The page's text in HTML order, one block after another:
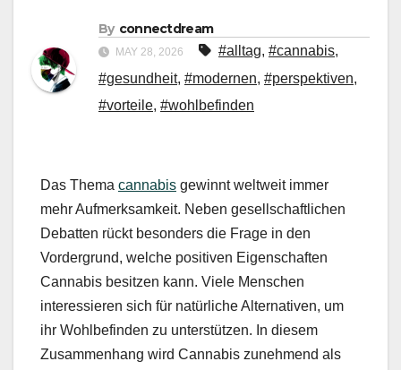
By connectdream
MAY 28, 2026 #alltag, #cannabis,
#gesundheit, #modernen, #perspektiven,
#vorteile, #wohlbefinden
Das Thema cannabis gewinnt weltweit immer
mehr Aufmerksamkeit. Neben gesellschaftlichen
Debatten rückt besonders die Frage in den
Vordergrund, welche positiven Eigenschaften
Cannabis besitzen kann. Viele Menschen
interessieren sich für natürliche Alternativen, um
ihr Wohlbefinden zu unterstützen. In diesem
Zusammenhang wird Cannabis zunehmend als